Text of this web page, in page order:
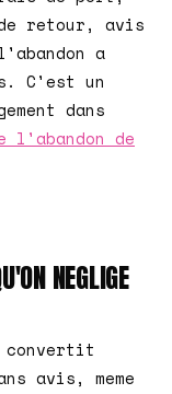
retour, avis
a
C'est un
dans
l'abandon de
NEGLIGE
convertit
avis, meme